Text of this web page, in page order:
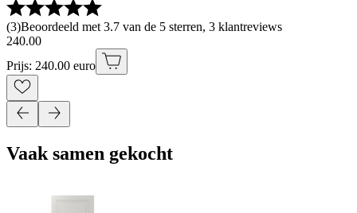
(3)Beoordeeld met 3.7 van de 5 sterren, 3 klantreviews
240.00
Prijs: 240.00 euro
Vaak samen gekocht